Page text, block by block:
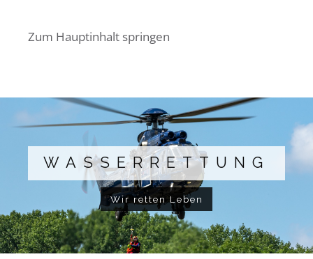
Zum Hauptinhalt springen
WASSERRETTUNG
Wir retten Leben